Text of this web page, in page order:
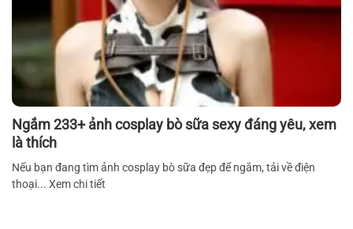
Ngắm 233+ ảnh cosplay bò sữa sexy đáng yêu, xem
là thích
Nếu bạn đang tìm ảnh cosplay bò sữa đẹp để ngắm, tải về điện
thoại... Xem chi tiết